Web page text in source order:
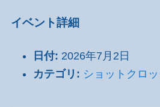
イベント詳細
日付: 2026年7月2日
カテゴリ: ショットクロ